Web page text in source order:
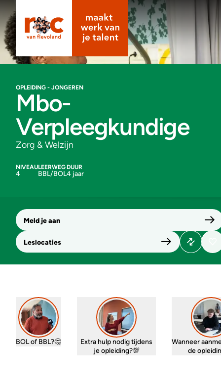
OPLEIDING - JONGEREN
Mbo-
Verpleegkundige
Zorg & Welzijn
NIVEAU
4
LEERWEG
BBL/BOL
DUUR
4 jaar
Meld je aan
Leslocaties
BOL of BBL?🤔
Extra hulp nodig tijdens
je opleiding?💯
Wanneer
de